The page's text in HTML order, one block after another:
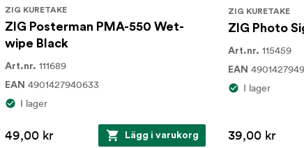
ZIG KURETAKE
ZIG Posterman PMA-550 Wet-
wipe Black
Art.nr. 111689
EAN 4901427940633
I lager
49,00 kr Lägg i varukorg
ZIG KURETAKE
ZIG Photo
Art.nr. 115459
EAN
I lager
39,00 kr